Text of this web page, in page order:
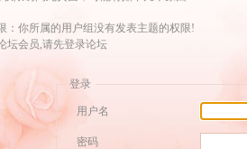
：你所属的用户组没有发表主题的权限!
坛会员,请先登录论坛
登录
用户名
密码